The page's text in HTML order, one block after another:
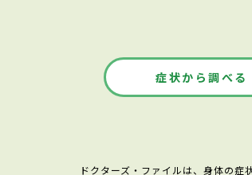
症状から調べる
ドクターズ・ファイルは、身体の症